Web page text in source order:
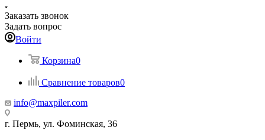
Заказать звонок
Задать вопрос
Войти
Корзина0
Сравнение товаров0
info@maxpiler.com
г. Пермь, ул. Фоминская, 36